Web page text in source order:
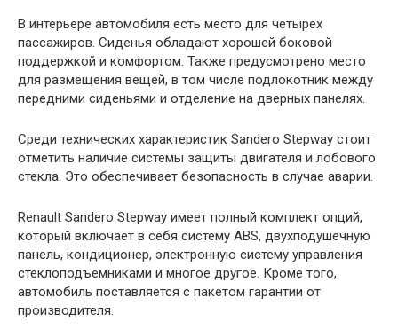
В интерьере автомобиля есть место для четырех
пассажиров. Сиденья обладают хорошей боковой
поддержкой и комфортом. Также предусмотрено место
для размещения вещей, в том числе подлокотник между
передними сиденьями и отделение на дверных панелях.
Среди технических характеристик Sandero Stepway стоит
отметить наличие системы защиты двигателя и лобового
стекла. Это обеспечивает безопасность в случае аварии.
Renault Sandero Stepway имеет полный комплект опций,
который включает в себя систему ABS, двухподушечную
панель, кондиционер, электронную систему управления
стеклоподъемниками и многое другое. Кроме того,
автомобиль поставляется с пакетом гарантии от
производителя.